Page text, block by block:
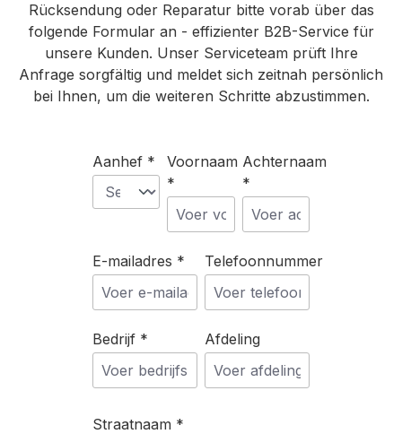
Rücksendung oder Reparatur bitte vorab über das
folgende Formular an - effizienter B2B-Service für
unsere Kunden. Unser Serviceteam prüft Ihre
Anfrage sorgfältig und meldet sich zeitnah persönlich
bei Ihnen, um die weiteren Schritte abzustimmen.
Aanhef *
Voornaam
*
Achternaam
*
E-mailadres * Telefoonnummer
Bedrijf * Afdeling
Straatnaam *